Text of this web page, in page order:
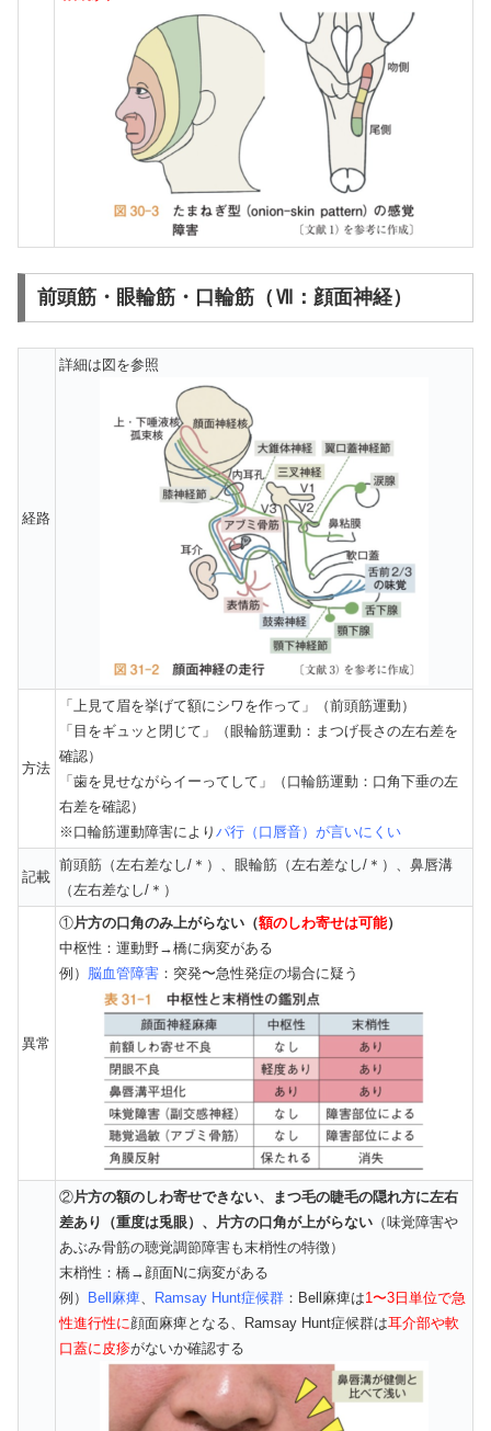
前頭筋・眼輪筋・口輪筋（Ⅶ：顔面神経）
経路
詳細は図を参照
方法
「上見て眉を挙げて額にシワを作って」（前頭筋運動）
「目をギュッと閉じて」（眼輪筋運動：まつげ長さの左右差を
確認）
「歯を見せながらイーってして」（口輪筋運動：口角下垂の左
右差を確認）
※口輪筋運動障害により パ行（口唇音）が言いにくい
記載
前頭筋（左右差なし/＊）、眼輪筋（左右差なし/＊）、鼻唇溝
（左右差なし/＊）
異常
①片方の口角のみ上がらない（額のしわ寄せは可能）
中枢性：運動野→橋に病変がある
例） 脳血管障害 ：突発〜急性発症の場合に疑う
②片方の額のしわ寄せできない、まつ毛の睫毛の隠れ方に左右
差あり（重度は兎眼）、片方の口角が上がらない （味覚障害や
あぶみ骨筋の聴覚調節障害も末梢性の特徴）
末梢性：橋→顔面Nに病変がある
例） Bell麻痺 Ramsay Hunt症候群 ：Bell麻痺は1〜3日単位で急
性進行性に顔面麻痺となる、Ramsay Hunt症候群は耳介部や軟
口蓋に皮疹がないか確認する